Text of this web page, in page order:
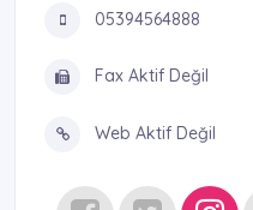
05394564888
Fax Aktif Değil
Web Aktif Değil